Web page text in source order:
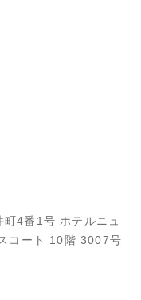
4番1号 ホテルニュ
コート 10階 3007号